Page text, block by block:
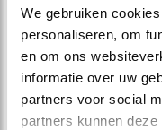
We gebruiken
personaliseren, om
en om ons
informatie over uw
partners voor social
partners kunnen
kunnen in
worden. En Joep
leventje, dus dat zou
Dus mocht je de
Bosuil zitten staren,